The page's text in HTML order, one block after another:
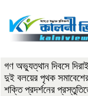
গণ অভ্যুত্থান দিবসে
দুই বলয়ের পৃথক
শক্তি প্রদর্শনের